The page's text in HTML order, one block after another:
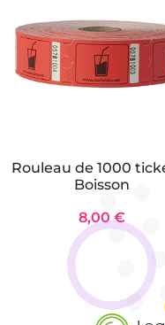
Rouleau de 1000
Boisson
8,00 €